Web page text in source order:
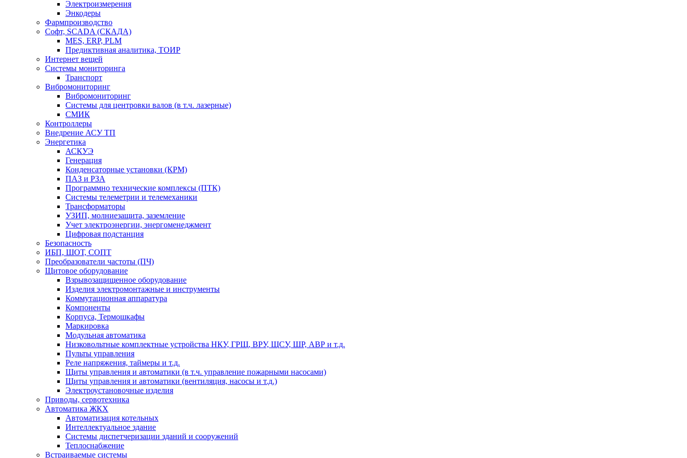
Электроизмерения
Энкодеры
Фармпроизводство
Софт, SCADA (СКАДА)
MES, ERP, PLM
Предиктивная аналитика, ТОИР
Интернет вещей
Системы мониторинга
Транспорт
Вибромониторинг
Вибромониторинг
Системы для центровки валов (в т.ч. лазерные)
СМИК
Контроллеры
Внедрение АСУ ТП
Энергетика
АСКУЭ
Генерация
Конденсаторные установки (КРМ)
ПАЗ и РЗА
Программно технические комплексы (ПТК)
Системы телеметрии и телемеханики
Трансформаторы
УЗИП, молниезащита, заземление
Учет электроэнергии, энергоменеджмент
Цифровая подстанция
Безопасность
ИБП, ШОТ, СОПТ
Преобразователи частоты (ПЧ)
Щитовое оборудование
Взрывозащищенное оборудование
Изделия электромонтажные и инструменты
Коммутационная аппаратура
Компоненты
Корпуса, Термошкафы
Маркировка
Модульная автоматика
Низковольтные комплектные устройства НКУ, ГРЩ, ВРУ, ЩСУ, ШР, АВР и т.д.
Пульты управления
Реле напряжения, таймеры и т.д.
Щиты управления и автоматики (в т.ч. управление пожарными насосами)
Щиты управления и автоматики (вентиляция, насосы и т.д.)
Электроустановочные изделия
Приводы, сервотехника
Автоматика ЖКХ
Автоматизация котельных
Интеллектуальное здание
Системы диспетчеризации зданий и сооружений
Теплоснабжение
Встраиваемые системы